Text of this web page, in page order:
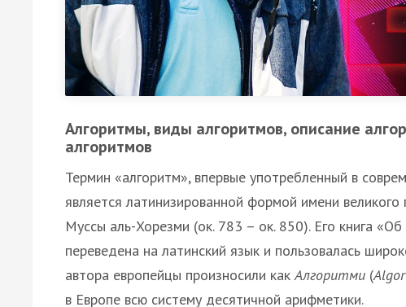
Алгоритмы, виды алгоритмов, описание
алгоритмов
Термин «алгоритм», впервые употребленный в
является латинизированной формой имени
Муссы аль-Хорезми (ок. 783 – ок. 850). Его книга
переведена на латинский язык и пользовалась
автора европейцы произносили какАлгоритми (
в Европе всю систему десятичной арифметики.